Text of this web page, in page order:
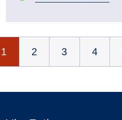
1 2 3 4